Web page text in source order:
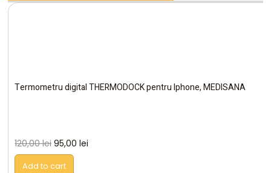
Termometru digital THERMODOCK pentru Iphone, MEDISANA
120,00lei 95,00lei
Add to cart